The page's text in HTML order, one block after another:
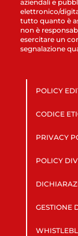
aziendali e
elettronico/
tutto quanto è
non è
esercitare un
segnalazione
POLICY
CODICE
PRIVACY
POLICY
GESTIONE